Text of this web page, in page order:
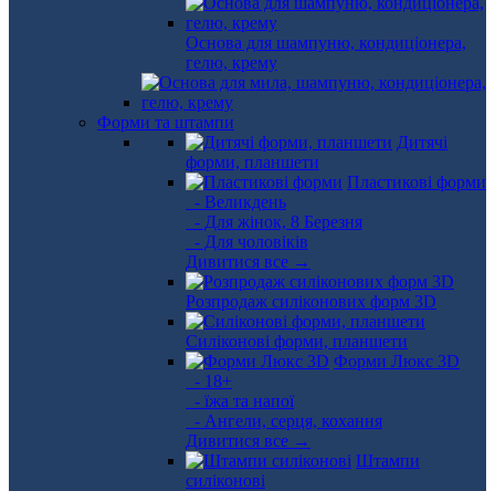
Основа для шампуню, кондиціонера,
гелю, крему
Форми та штампи
Дитячі
форми, планшети
Пластикові форми
- Великдень
- Для жінок, 8 Березня
- Для чоловіків
Дивитися все →
Розпродаж силіконових форм 3D
Силіконові форми, планшети
Форми Люкс 3D
- 18+
- їжа та напої
- Ангели, серця, кохання
Дивитися все →
Штампи
силіконові